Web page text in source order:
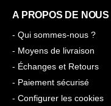
A PROPOS DE NOUS
- Qui sommes-nous ?
- Moyens de livraison
- Échanges et Retours
- Paiement sécurisé
- Configurer les cookies